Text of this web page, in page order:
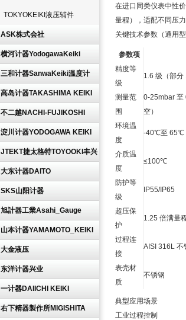
TOKYOKEIKI液压辅件
ASK株式会社
横河计器YodogawaKeiki
三和计器SanwaKeiki温度计
高岛计器TAKASHIMA KEIKI
不二越NACHI-FUJIKOSHI
淀川计器YODOGAWA KEIKI
JTEKT捷太格特TOYOOKI丰兴
大东计器DAITO
SKS山阳计器
旭計器工業Asahi_Gauge
山本计器YAMAMOTO_KEIKI
大金液压
东洋计器兴业
一计器DAIICHI KEIKI
右下精器製作所MIGISHITA
在进口同类仪表中性
量程），适配不同压力
关键技术参数（通用型
参数项
精度等
级
1.6 级（部分
测量范
围
0-25mbar 至
空）
环境温
度
-40℃至 65℃
介质温
度
≤100℃
防护等
级
IP55/IP65
超压保
护
1.25 倍满量
过程连
接
AISI 316L 不
表壳材
质
不锈钢
典型应用场景
工业过程控制